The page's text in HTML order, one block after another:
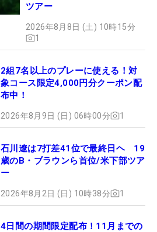
ツアー
2026年8月8日 (土) 10時15分
1
2組7名以上のプレーに使える！対
象コース限定4,000円分クーポン配
布中！
2026年8月9日 (日) 06時00分 1
石川遼は7打差41位で最終日ヘ 19
歳のB・ブラウンら首位/米下部ツア
ー
2026年8月2日 (日) 10時38分 1
4日間の期間限定配布！11月までの